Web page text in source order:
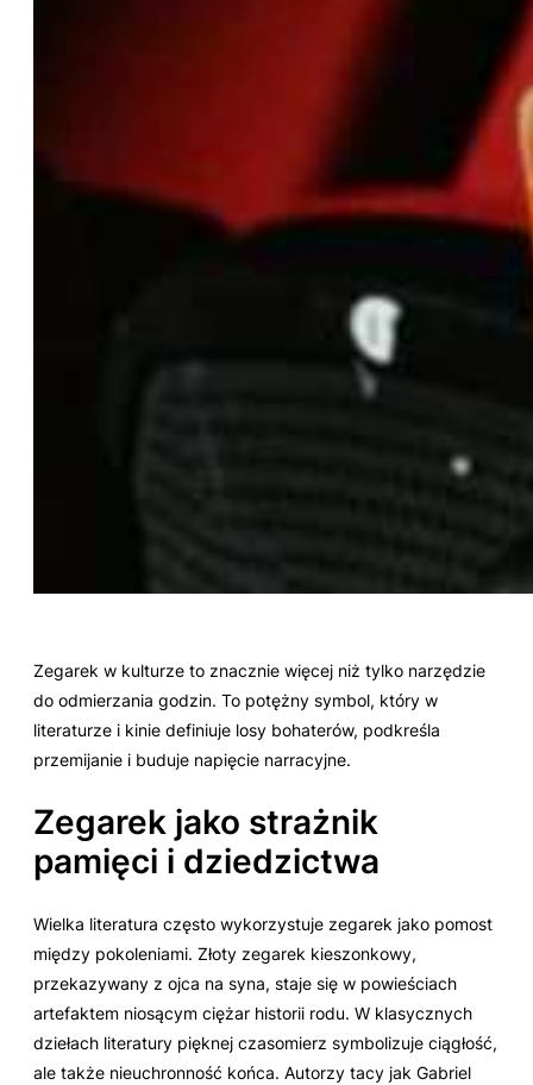
Zegarek w kulturze to znacznie więcej niż tylko narzędzie
do odmierzania godzin. To potężny symbol, który w
literaturze i kinie definiuje losy bohaterów, podkreśla
przemijanie i buduje napięcie narracyjne.
Zegarek jako strażnik
pamięci i dziedzictwa
Wielka literatura często wykorzystuje zegarek jako pomost
między pokoleniami. Złoty zegarek kieszonkowy,
przekazywany z ojca na syna, staje się w powieściach
artefaktem niosącym ciężar historii rodu. W klasycznych
dziełach literatury pięknej czasomierz symbolizuje ciągłość,
ale także nieuchronność końca. Autorzy tacy jak Gabriel